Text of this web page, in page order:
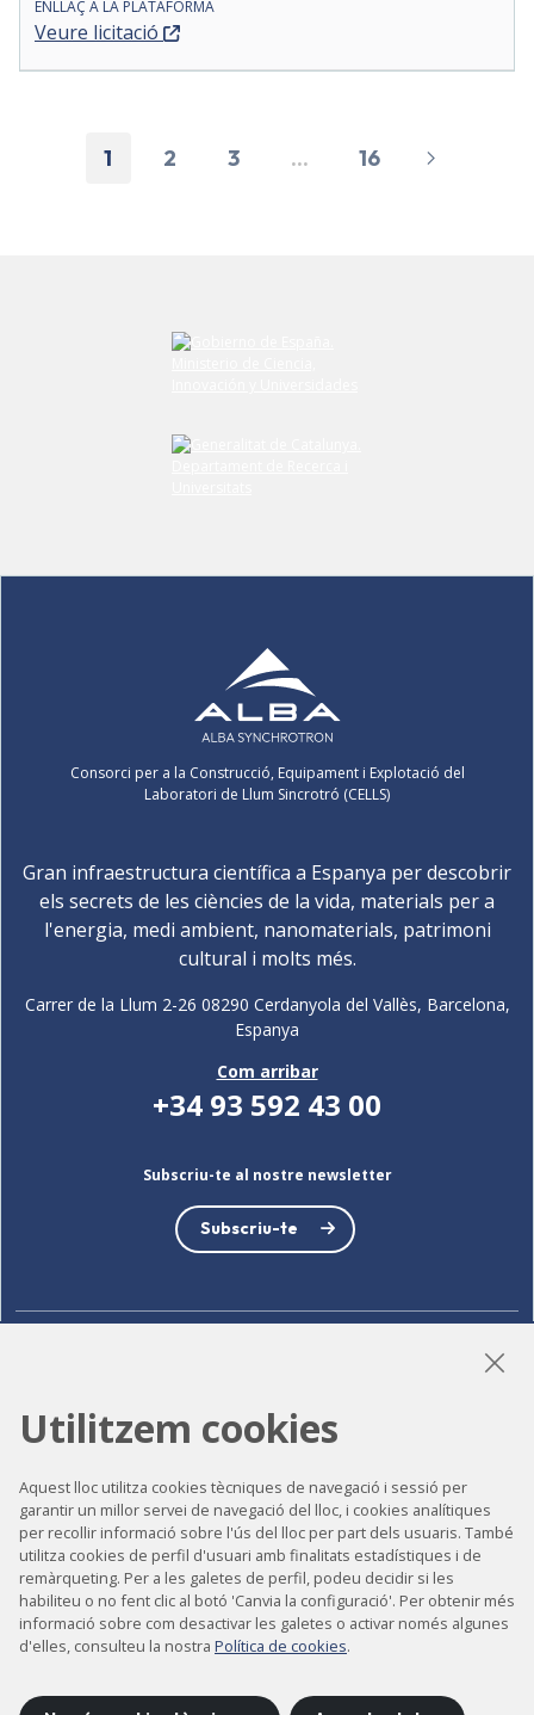
Veure licitació
1 2 3 ... 16
Consorci per a la Construcció, Equipament i Explotació del
Laboratori de Llum Sincrotró (CELLS)
Gran infraestructura científica a Espanya per descobrir
els secrets de les ciències de la vida, materials per a
l'energia, medi ambient, nanomaterials, patrimoni
cultural i molts més.
Carrer de la Llum 2-26 08290 Cerdanyola del Vallès, Barcelona,
Espanya
Com arribar
+34 93 592 43 00
Subscriu-te al nostre newsletter
Subscriu-te
Accessibilitat
Contacte
Avís legal
Política de privacitat
Política de cookies
Utilitzem cookies
Aquest lloc utilitza cookies tècniques de navegació i sessió per
garantir un millor servei de navegació del lloc, i cookies analítiques
per recollir informació sobre l'ús del lloc per part dels usuaris. També
utilitza cookies de perfil d'usuari amb finalitats estadístiques i de
remàrqueting. Per a les galetes de perfil, podeu decidir si les
habiliteu o no fent clic al botó 'Canvia la configuració'. Per obtenir més
informació sobre com desactivar les galetes o activar només algunes
d'elles, consulteu la nostra Política de cookies.